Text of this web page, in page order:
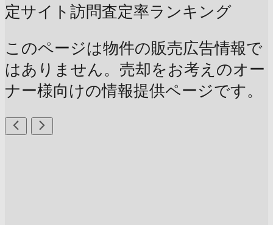
定サイト訪問査定率ランキング
このページは物件の販売広告情報で
はありません。売却をお考えのオー
ナー様向けの情報提供ページです。